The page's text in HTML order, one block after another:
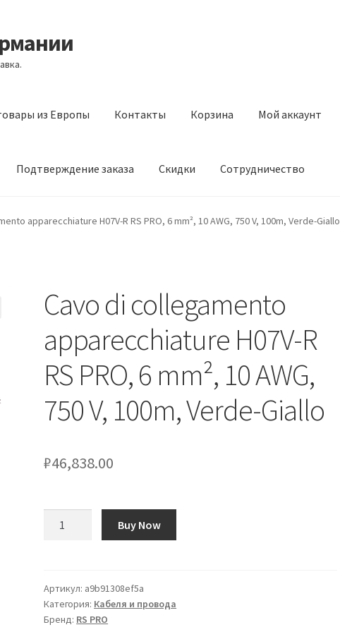
из Европы Контакты Корзина Мой аккаунт
Подтверждение заказа Скидки Сотрудничество
Контакты Корзина Мой аккаунт Оставить отзыв
apparecchiature H07V-R RS PRO, 6 mm², 10 AWG, 750 V, 100m, Verde-Giallo
Cavo di collegamento
apparecchiature H07V-R
RS PRO, 6 mm², 10 AWG,
750 V, 100m, Verde-Giallo
₽46,838.00
collegamento
apparecchiature
H07V-
Buy Now
Артикул: a9b91308ef5a
Категория: Кабеля и провода
Бренд: RS PRO